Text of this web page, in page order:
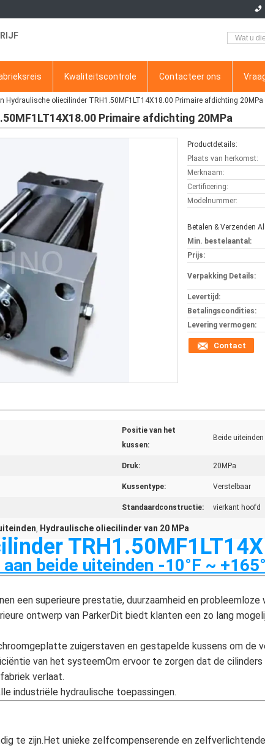
Kwaliteitscontrole Contacteer ons
Hydraulische oliecilinder TRH1.50MF1LT14X18.00 Primaire afdichting 20MPa
Primaire afdichting 20MPa
Productdetails:
Plaats van herkomst:
Merknaam:
Certificering:
Modelnummer:
Betalen & Verzenden
Min. bestelaantal:
Prijs:
Verpakking Details:
Levertijd:
Betalingscondities:
Levering vermogen:
Contact
Positie van het
kussen:
Beide uiteinden
Druk: 20MPa
Kussentype: Verstelbaar
Standaardconstructie: vierkant hoofd
, Hydraulische oliecilinder van 20 MPa
beide uiteinden -10°F ~
een superieure prestatie, duurzaamheid en
ontwerp van ParkerDit biedt klanten een zo lang
zuigerstaven en gestapelde kussens om de
van het systeemOm ervoor te zorgen dat de
verlaat.
industriële hydraulische toepassingen.
te zijn.Het unieke zelfcompenserende en